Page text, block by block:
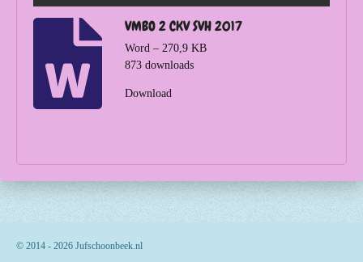
VMBO 2 CKV SVH 2017
Word – 270,9 KB
873 downloads
Download
© 2014 - 2026 Jufschoonbeek.nl